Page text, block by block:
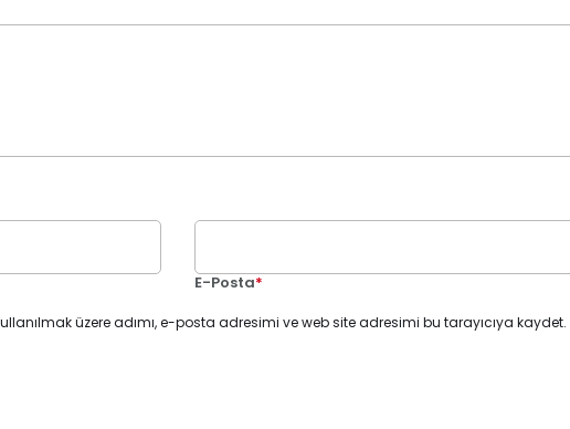
E-Posta*
üzere adımı, e-posta adresimi ve web site adresimi bu tarayıcıya kaydet.